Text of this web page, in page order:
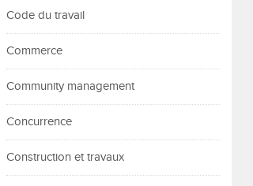
Code du travail
Commerce
Community management
Concurrence
Construction et travaux